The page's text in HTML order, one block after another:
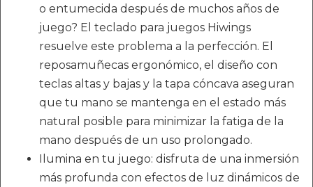
o entumecida después de muchos años de
juego? El teclado para juegos Hiwings
resuelve este problema a la perfección. El
reposamuñecas ergonómico, el diseño con
teclas altas y bajas y la tapa cóncava aseguran
que tu mano se mantenga en el estado más
natural posible para minimizar la fatiga de la
mano después de un uso prolongado.
Ilumina en tu juego: disfruta de una inmersión
más profunda con efectos de luz dinámicos de